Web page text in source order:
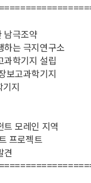
남극조약
는 극지연구소
학기지 설립
보고과학기지
지
모레인 지역
프로젝트
견